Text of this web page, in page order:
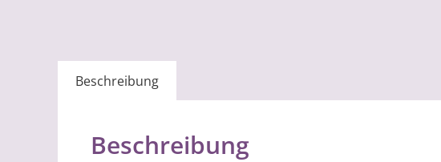
Beschreibung
Beschreibung